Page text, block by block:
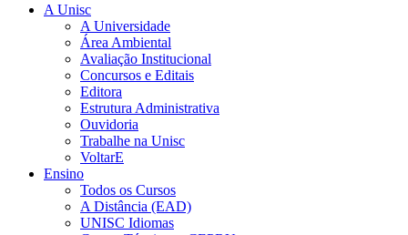
A Unisc
A Universidade
Área Ambiental
Avaliação Institucional
Concursos e Editais
Editora
Estrutura Administrativa
Ouvidoria
Trabalhe na Unisc
VoltarE
Ensino
Todos os Cursos
A Distância (EAD)
UNISC Idiomas